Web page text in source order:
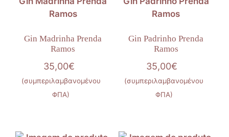
Gin Madrinha Prenda
Ramos
35,00€
(συμπεριλαμβανομένου
ΦΠΑ)
Gin Padrinho Prenda
Ramos
35,00€
(συμπεριλαμβανομένου
ΦΠΑ)